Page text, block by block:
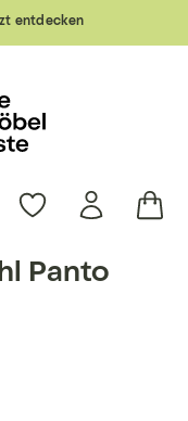
entdecken
Panto